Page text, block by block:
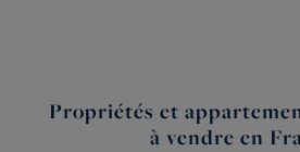
Propriétés et
à vendre en